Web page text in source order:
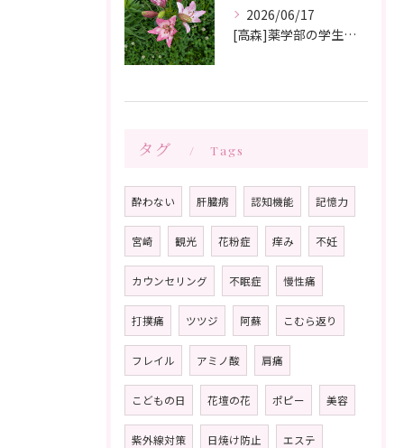
2026/06/17
[高森]薬学部の学生さんが薬局製剤の実習にきてくれました✨桂枝茯苓丸つくり楽しかった!と帰って行きました☺️
タグ Tags
酔わない 肝臓病 認知機能 記憶力
宮崎 観光 花粉症 痒み 不妊
カウンセリング 不眠症 慢性痛
打撲痛 ツツジ 阿蘇 こむら返り
フレイル アミノ酸 肩痛
こどもの日 花壇の花 ポピー 美容
紫外線対策 日焼け防止 エステ